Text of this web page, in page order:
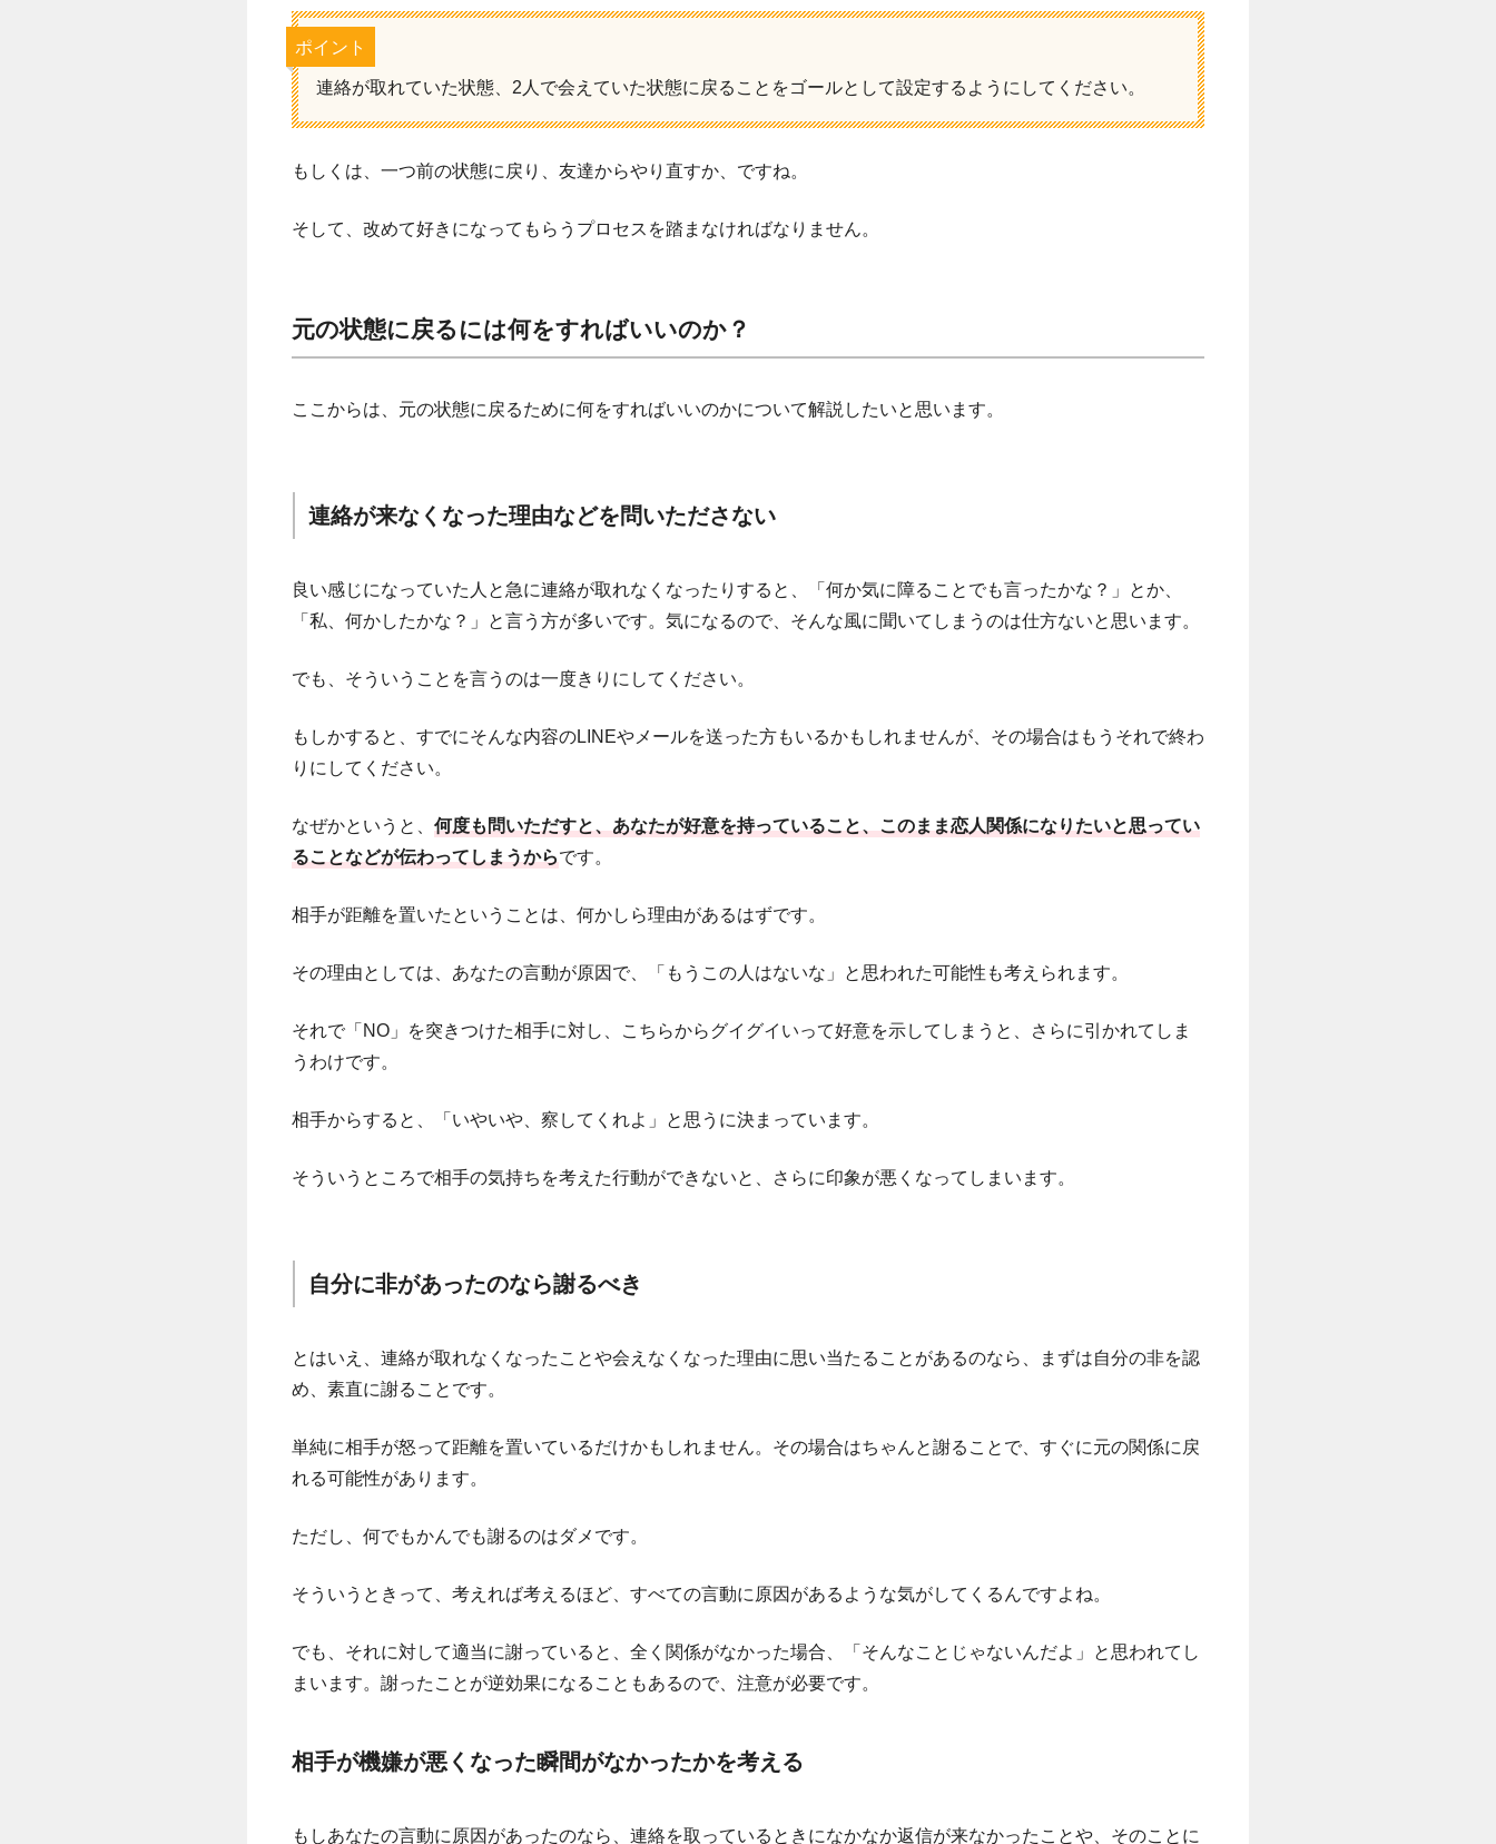
ポイント
連絡が取れていた状態、2人で会えていた状態に戻ることをゴールとして設定するようにしてください。
もしくは、一つ前の状態に戻り、友達からやり直すか、ですね。
そして、改めて好きになってもらうプロセスを踏まなければなりません。
元の状態に戻るには何をすればいいのか？
ここからは、元の状態に戻るために何をすればいいのかについて解説したいと思います。
連絡が来なくなった理由などを問いたださない
良い感じになっていた人と急に連絡が取れなくなったりすると、「何か気に障ることでも言ったかな？」とか、
「私、何かしたかな？」と言う方が多いです。気になるので、そんな風に聞いてしまうのは仕方ないと思います。
でも、そういうことを言うのは一度きりにしてください。
もしかすると、すでにそんな内容のLINEやメールを送った方もいるかもしれませんが、その場合はもうそれで終わ
りにしてください。
なぜかというと、 何度も問いただすと、あなたが好意を持っていること、このまま恋人関係になりたいと思ってい
ることなどが伝わってしまうからです。
相手が距離を置いたということは、何かしら理由があるはずです。
その理由としては、あなたの言動が原因で、「もうこの人はないな」と思われた可能性も考えられます。
それで「NO」を突きつけた相手に対し、こちらからグイグイいって好意を示してしまうと、さらに引かれてしま
うわけです。
相手からすると、「いやいや、察してくれよ」と思うに決まっています。
そういうところで相手の気持ちを考えた行動ができないと、さらに印象が悪くなってしまいます。
自分に非があったのなら謝るべき
とはいえ、連絡が取れなくなったことや会えなくなった理由に思い当たることがあるのなら、まずは自分の非を認
め、素直に謝ることです。
単純に相手が怒って距離を置いているだけかもしれません。その場合はちゃんと謝ることで、すぐに元の関係に戻
れる可能性があります。
ただし、何でもかんでも謝るのはダメです。
そういうときって、考えれば考えるほど、すべての言動に原因があるような気がしてくるんですよね。
でも、それに対して適当に謝っていると、全く関係がなかった場合、「そんなことじゃないんだよ」と思われてし
まいます。謝ったことが逆効果になることもあるので、注意が必要です。
相手が機嫌が悪くなった瞬間がなかったかを考える
もしあなたの言動に原因があったのなら、連絡を取っているときになかなか返信が来なかったことや、そのことに